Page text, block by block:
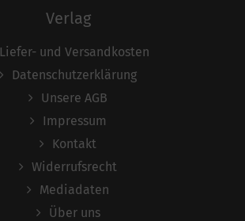
Verlag
Liefer- und Versandkosten
Datenschutzerklärung
Unsere AGB
Impressum
Kontakt
Widerrufsrecht
Mediadaten
Über uns